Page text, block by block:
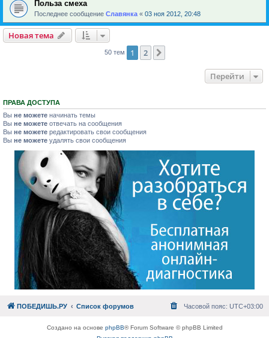
Польза смеха
Последнее сообщение Славянка « 03 ноя 2012, 20:48
Новая тема
50 тем 1 2
Перейти
ПРАВА ДОСТУПА
Вы не можете начинать темы
Вы не можете отвечать на сообщения
Вы не можете редактировать свои сообщения
Вы не можете удалять свои сообщения
ПОБЕДИШЬ.РУ Список форумов Часовой пояс: UTC+03:00
Создано на основе phpBB® Forum Software © phpBB Limited